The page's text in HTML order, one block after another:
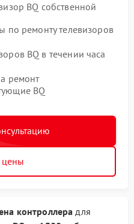
BQ собственной
по ремонту телевизоров
BQ в течении часа
ремонт
BQ
контроллерадля